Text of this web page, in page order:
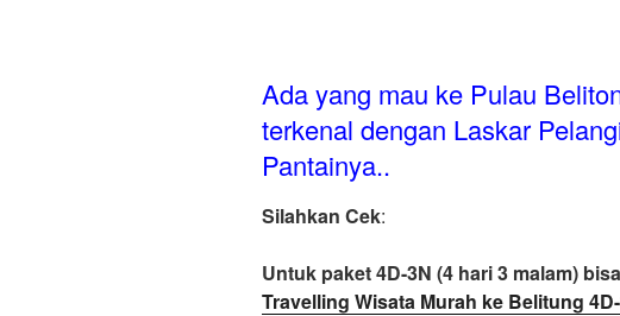
Ada yang mau ke Pulau
terkenal dengan Laskar
Pantainya..
Silahkan Cek:
Untuk paket 4D-3N (4 hari 3 malam)
Travelling Wisata Murah ke Belitung